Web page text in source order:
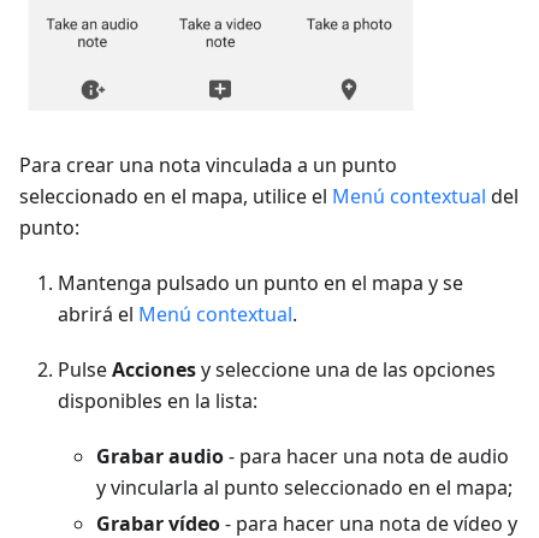
Para crear una nota vinculada a un punto
seleccionado en el mapa, utilice el Menú contextual del
punto:
Mantenga pulsado un punto en el mapa y se
abrirá el Menú contextual.
PulseAccionesy seleccione una de las opciones
disponibles en la lista:
Grabar audio- para hacer una nota de audio
y vincularla al punto seleccionado en el mapa;
Grabar vídeo- para hacer una nota de vídeo y